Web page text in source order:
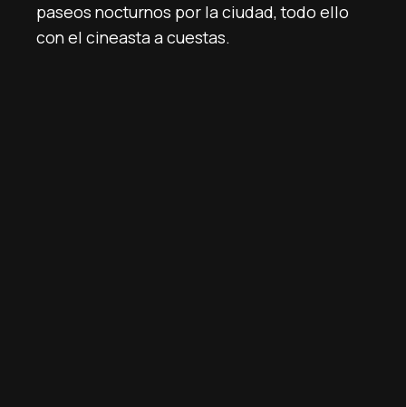
paseos nocturnos por la ciudad, todo ello
con el cineasta a cuestas.